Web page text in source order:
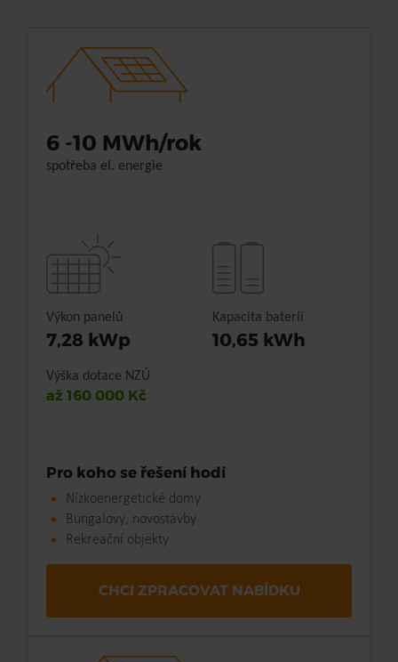
6 -10 MWh/rok
spotřeba el. energie
Výkon panelů
7,28 kWp
Kapacita baterií
10,65 kWh
Výška dotace NZÚ
až 160 000 Kč
Pro koho se řešení hodí
Nízkoenergetické domy
Bungalovy, novostavby
Rekreační objekty
CHCI ZPRACOVAT NABÍDKU